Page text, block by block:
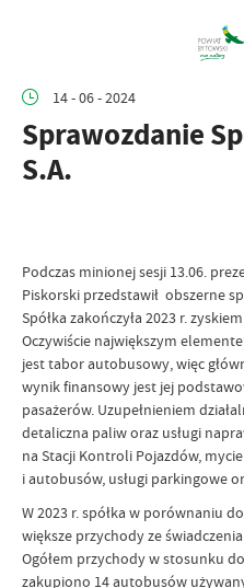
14 - 06 - 2024
Sprawozdanie
S.A.
Podczas minionej sesji 13.06.
Piskorski przedstawił obszerne
Spółka zakończyła 2023 r.
Oczywiście największym
jest tabor autobusowy, więc
wynik finansowy jest jej
pasażerów. Uzupełnieniem
detaliczna paliw oraz usługi
na Stacji Kontroli Pojazdów,
i autobusów, usługi parkingowe
W 2023 r. spółka w porównaniu
większe przychody ze
Ogółem przychody w stosunku
zakupiono 14 autobusów